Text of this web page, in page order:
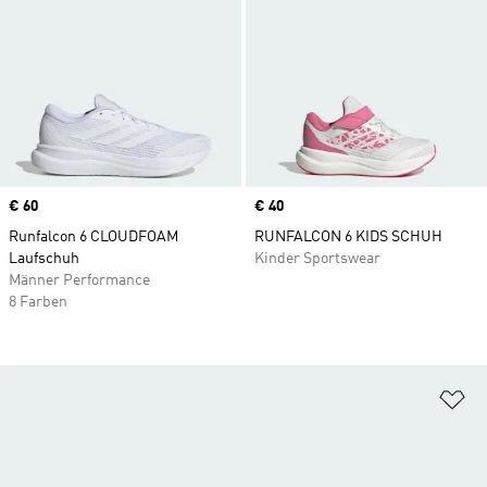
Price
€ 60
Runfalcon 6 CLOUDFOAM
Laufschuh
Männer Performance
8 Farben
Price
€ 40
RUNFALCON 6 KIDS SCHUH
Kinder Sportswear